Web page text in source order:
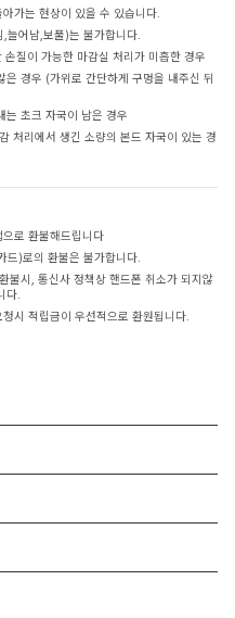
가는 현상이 있을 수 있습니다.
늘어남,보풀)는 불가합니다.
질이 가능한 마감실 처리가 미흡한 경우
경우 (가위로 간단하게 구멍을 내주신 뒤
는 초크 자국이 남은 경우
처리에서 생긴 소량의 본드 자국이 있는 경
로 환불해드립니다
드)로의 환불은 불가합니다.
불시, 통신사 정책상 핸드폰 취소가 되지않
다.
시 적립금이 우선적으로 환원됩니다.